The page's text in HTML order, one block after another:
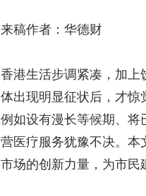
来稿作者：华德财
香港生活步调紧凑，加上
体出现明显征状后，才
例如设有漫长等候期、将
营医疗服务犹豫不决。本
市场的创新力量，为市民